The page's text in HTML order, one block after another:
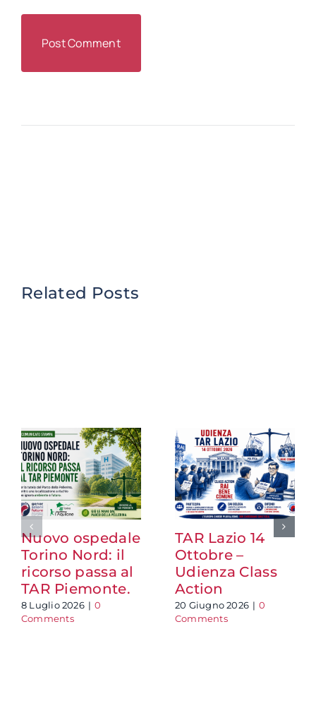
Related Posts
Nuovo ospedale
Torino Nord: il
ricorso passa al
TAR Piemonte.
8 Luglio 2026 | 0
Comments
TAR Lazio 14
Ottobre –
Udienza Class
Action
20 Giugno 2026 | 0
Comments